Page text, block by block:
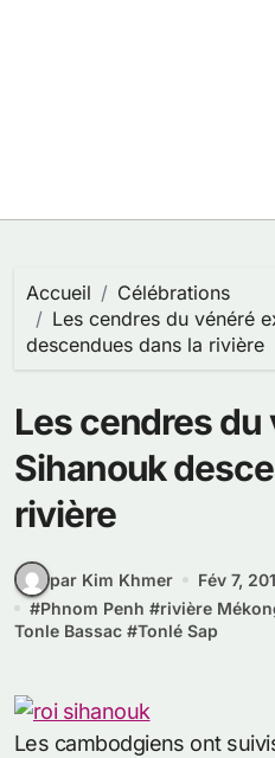
Accueil
Célébrations
Les cendres du vénéré
descendues dans la rivière
Les cendres du
Sihanouk
rivière
par Kim Khmer
Fév 7,
#Phnom Penh #rivière
Tonle Bassac #Tonlé Sap
Les cambodgiens ont